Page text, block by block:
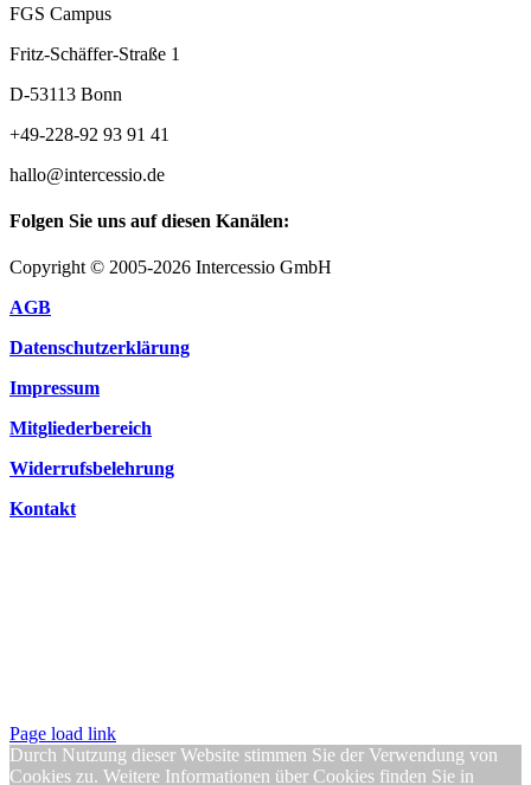
FGS Campus
Fritz-Schäffer-Straße 1
D-53113 Bonn
+49-228-92 93 91 41
hallo@intercessio.de
Folgen Sie uns auf diesen Kanälen:
Copyright © 2005-2026 Intercessio GmbH
AGB
Datenschutzerklärung
Impressum
Mitgliederbereich
Widerrufsbelehrung
Kontakt
Page load link
Durch Nutzung dieser Website stimmen Sie der Verwendung von
Cookies zu. Weitere Informationen über Cookies finden Sie in